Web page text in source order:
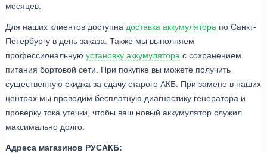
месяцев.
Для наших клиентов доступна доставка аккумулятора по Санкт-
Петербургу в день заказа. Также мы выполняем
профессиональную установку аккумулятора с сохранением
питания бортовой сети. При покупке вы можете получить
существенную скидка за сдачу старого АКБ. При замене в наших
центрах мы проводим бесплатную диагностику генератора и
проверку тока утечки, чтобы ваш новый аккумулятор служил
максимально долго.
Адреса магазинов РУСАКБ: